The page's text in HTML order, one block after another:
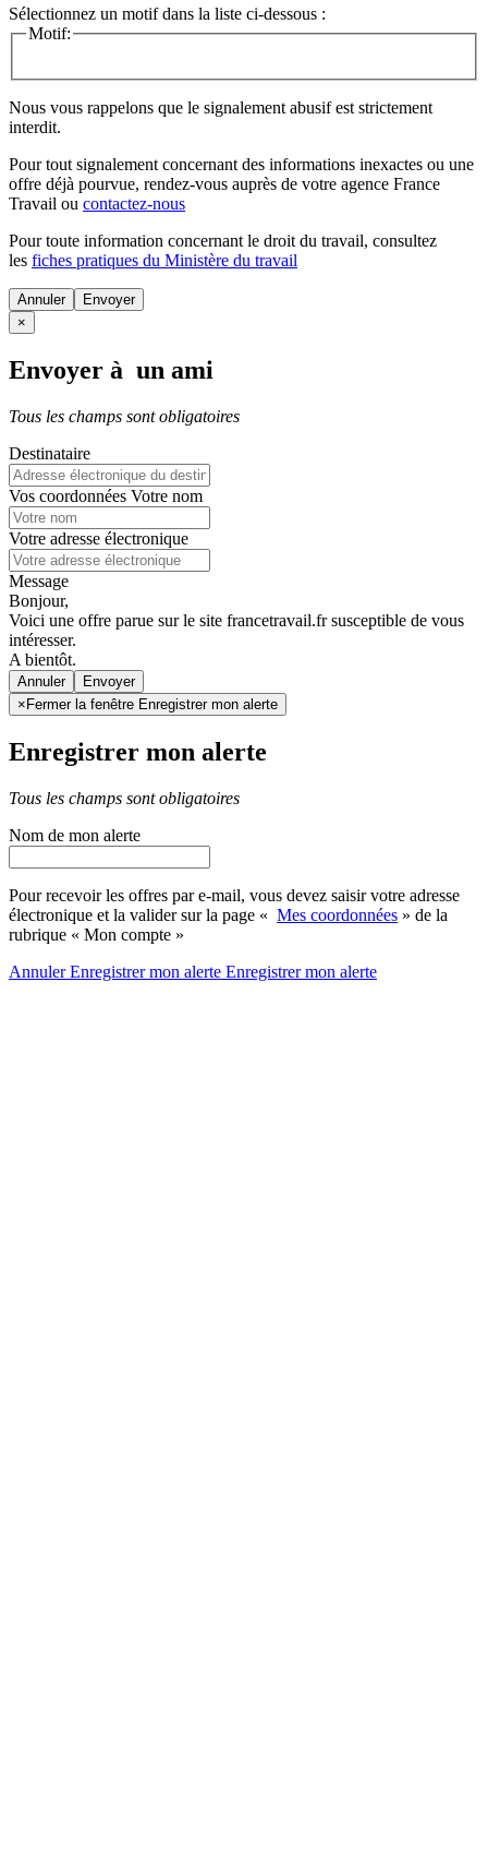
Sélectionnez un motif dans la liste ci-dessous :
Motif:
Nous vous rappelons que le signalement abusif est strictement
interdit.
Pour tout signalement concernant des informations inexactes ou une
offre déjà pourvue, rendez-vous auprès de votre agence France
Travail ou contactez-nous
Pour toute information concernant le droit du travail, consultez
les fiches pratiques du Ministère du travail
Annuler
×
Envoyer à un ami
Tous les champs sont obligatoires
Destinataire
Vos coordonnées Votre nom
Votre adresse électronique
Message
Bonjour,
Voici une offre parue sur le site francetravail.fr susceptible de vous
intéresser.
A bientôt.
Annuler
× Fermer la fenêtre Enregistrer mon alerte
Enregistrer mon alerte
Tous les champs sont obligatoires
Nom de mon alerte
Pour recevoir les offres par e-mail, vous devez saisir votre adresse
électronique et la valider sur la page « Mes coordonnées » de la
rubrique « Mon compte »
AnnulerEnregistrer mon alerte Enregistrermon alerte